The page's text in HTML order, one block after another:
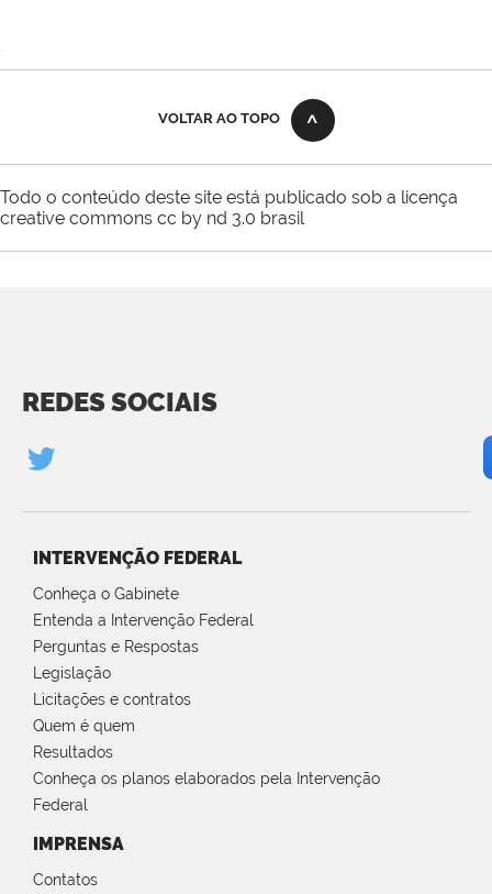
VOLTAR AO TOPO
Todo o conteúdo deste site está publicado sob a licença
creative commons cc by nd 3.0 brasil
REDES SOCIAIS
INTERVENÇÃO FEDERAL
Conheça o Gabinete
Entenda a Intervenção Federal
Perguntas e Respostas
Legislação
Licitações e contratos
Quem é quem
Resultados
Conheça os planos elaborados pela Intervenção
Federal
IMPRENSA
Contatos